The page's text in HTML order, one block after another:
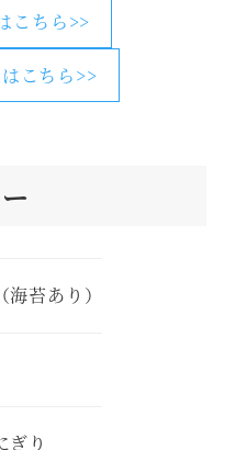
こちら>>
こちら>>
海苔あり）
ぎり